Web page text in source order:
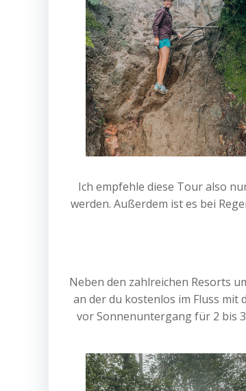
Ich empfehle diese Tour also
werden. Außerdem ist es bei
Neben den zahlreichen Resorts
an der du kostenlos im Fluss mit
vor Sonnenuntergang für 2 bis